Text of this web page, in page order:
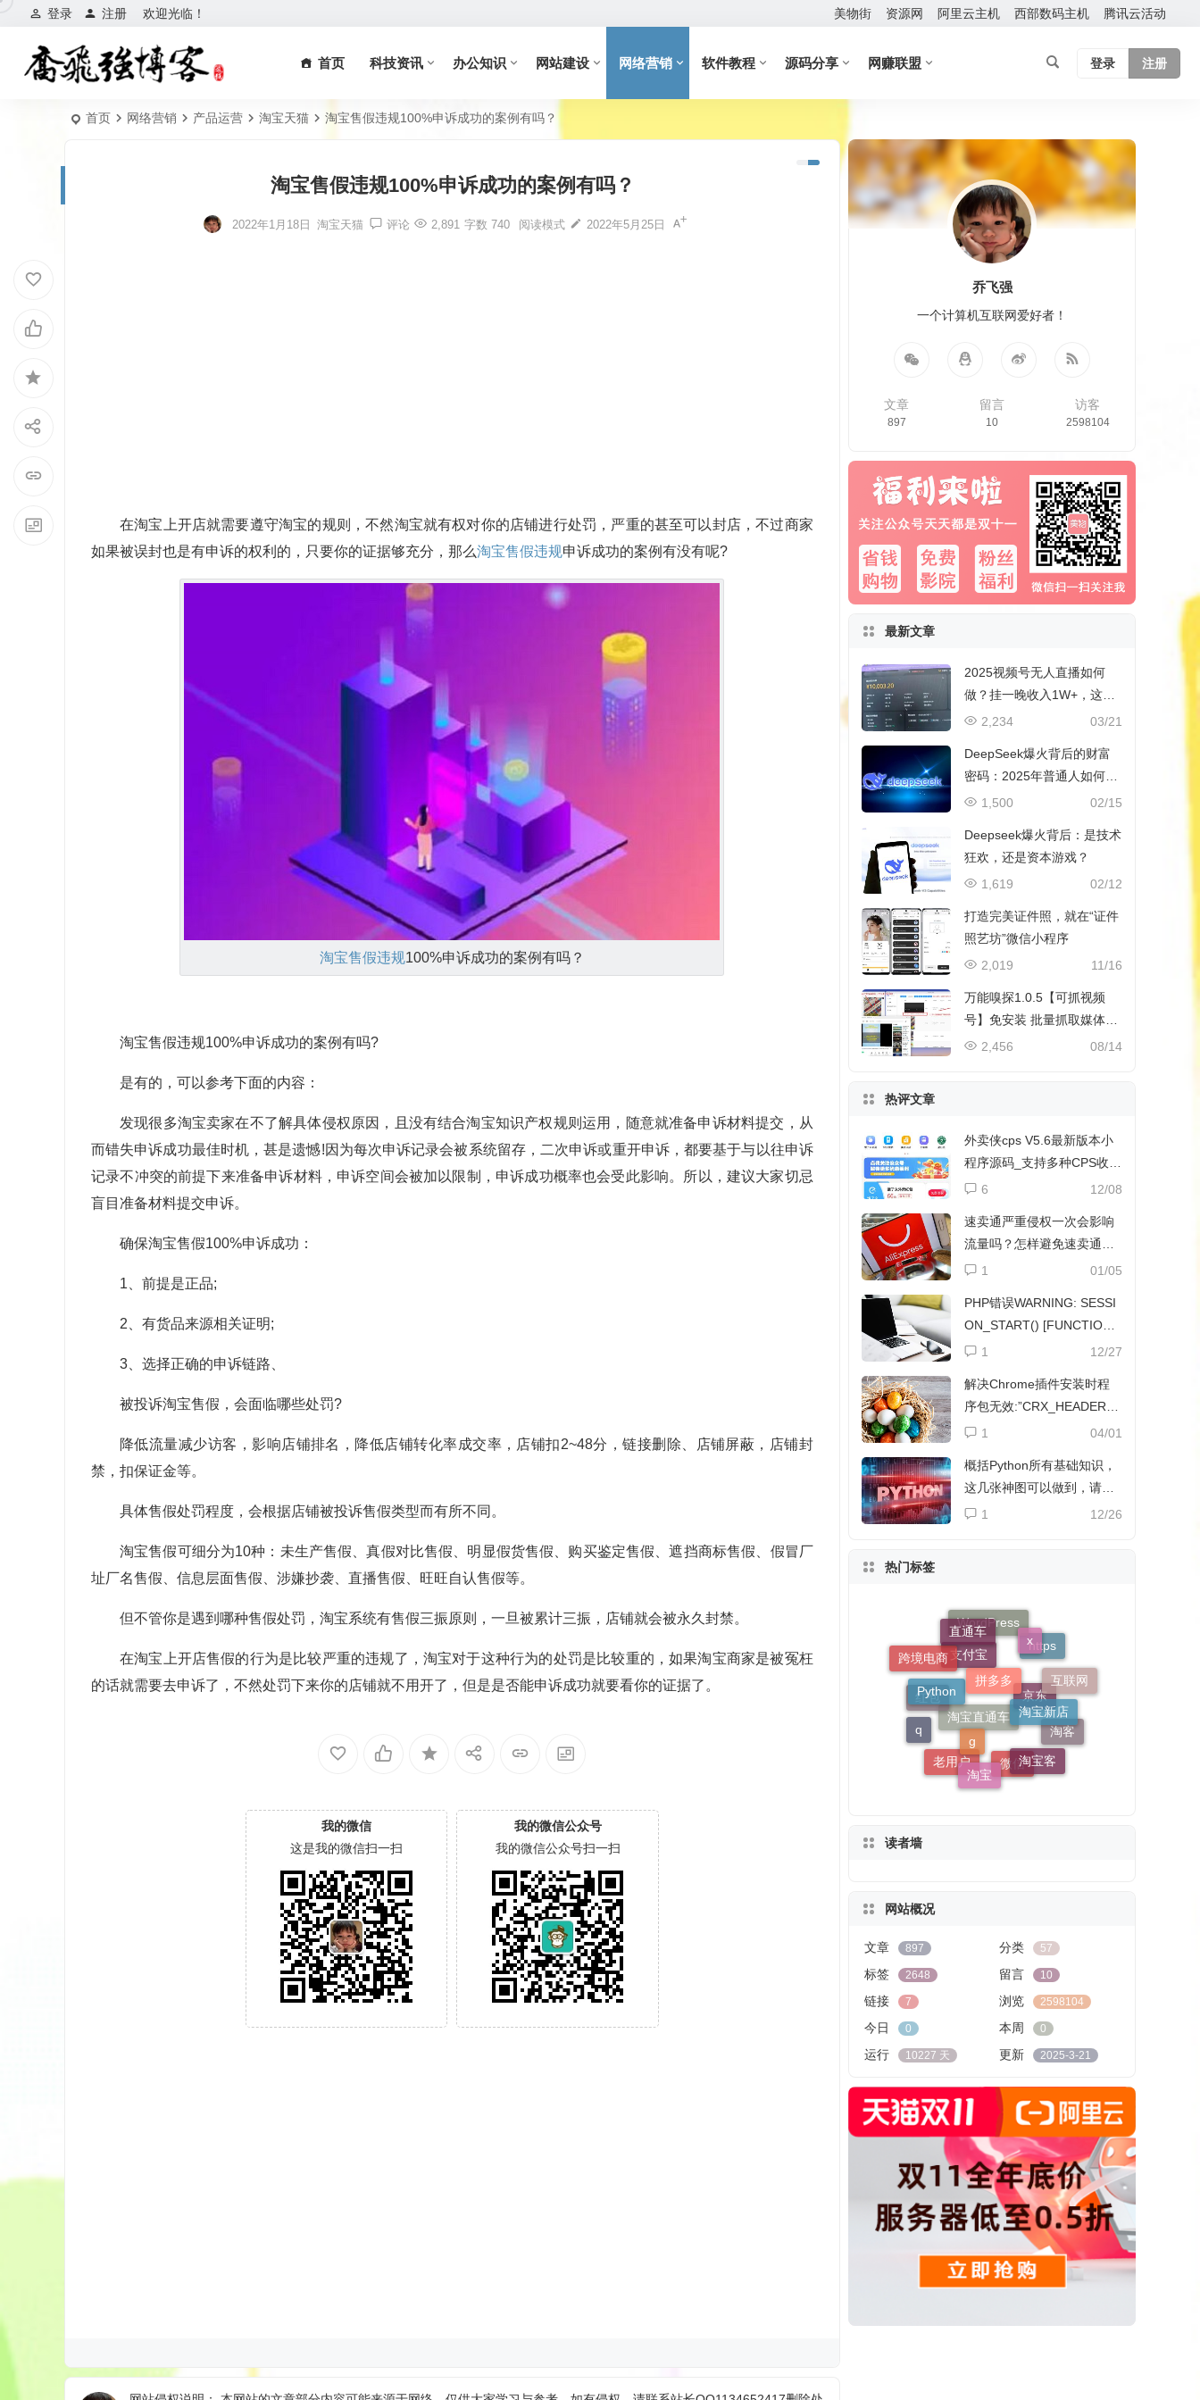
欢迎光临！
登录 注册 美物街 资源网 阿里云主机 西部数码主机 腾讯云活动
首页 科技资讯 办公知识 网站建设 网络营销 软件教程 源码分享 网赚联盟 登录 注册
首页 网络营销 产品运营 淘宝天猫 淘宝售假违规100%申诉成功的案例有吗？
淘宝售假违规100%申诉成功的案例有吗？
2022年1月18日 淘宝天猫 评论 2,891 字数 740 阅读模式 2022年5月25日
在淘宝 上开店就需要遵守淘宝的规则，不然淘宝就有权对你的店铺进行处罚，严重的甚至可以封店，不过商家
如果被误封也是有申诉的权利的，只要你的证据够充分，那么淘宝售假违规申诉成功的案例有没有呢?
淘宝售假违规100%申诉成功的案例有吗？
淘宝售假违规100%申诉成功的案例有吗?
是有的，可以参考下面的内容：
发现很多淘宝卖家在不了解具体侵权原因，且没有结合淘宝知识产权规则运用，随意就准备申诉材料提交，从
而错失申诉成功最佳时机，甚是遗憾!因为每次申诉记录会被系统留存，二次申诉或重开申诉，都要基于与以往申诉
记录不冲突的前提下来准备申诉材料，申诉空间会被加以限制，申诉成功概率也会受此影响。所以，建议大家切忌
盲目准备材料提交申诉。
确保淘宝售假100%申诉成功：
1、前提是正品;
2、有货品来源相关证明;
3、选择正确的申诉链路、
被投诉淘宝售假，会面临哪些处罚?
降低流量减少访客，影响店铺排名，降低店铺转化率成交率，店铺扣2~48分，链接删除、店铺屏蔽，店铺封
禁，扣保证金等。
具体售假处罚程度，会根据店铺被投诉售假类型而有所不同。
淘宝售假可细分为10种：未生产售假、真假对比售假、明显假货售假、购买鉴定售假、遮挡商标售假、假冒厂
址厂名售假、信息层面售假、涉嫌抄袭、直播售假、旺旺自认售假等。
但不管你是遇到哪种售假处罚，淘宝系统有售假三振原则，一旦被累计三振，店铺就会被永久封禁。
在淘宝上开店售假的行为是比较严重的违规了，淘宝对于这种行为的处罚是比较重的，如果淘宝商家是被冤枉
的话就需要去申诉了，不然处罚下来你的店铺就不用开了，但是是否能申诉成功就要看你的证据了。
我的微信
这是我的微信扫一扫
我的微信公众号
我的微信公众号扫一扫
乔飞强
一个计算机互联网爱好者！
文章
897
留言
10
访客
2598104
最新文章
2025视频号无人直播如何
做？挂一晚收入1W+，这份
教程，小白可做~
03/21
2,234
DeepSeek爆火背后的财富
密码：2025年普通人如何抓
住AI创业风口？
02/15
1,500
Deepseek爆火背后：是技术
狂欢，还是资本游戏？
02/12
1,619
打造完美证件照，就在“证件
照艺坊”微信小程序
11/16
2,019
万能嗅探1.0.5【可抓视频
号】免安装 批量抓取媒体文
件
08/14
2,456
热评文章
外卖侠cps V5.6最新版本小
程序源码_支持多种CPS收益
和流量主收益
12/08
6
速卖通严重侵权一次会影响
流量吗？怎样避免速卖通侵
权？
01/05
1
PHP错误WARNING: SESSI
ON_START() [FUNCTION.
SESSION-START]解决方法
12/27
1
解决Chrome插件安装时程
序包无效:”CRX_HEADER_I
NVALID”
04/01
1
概括Python所有基础知识，
这几张神图可以做到，请收
下
12/26
1
热门标签
支付宝
WordPress
https
京东
淘宝直通车
红包
跨境电商
直通车 x
互联网
淘客
微信
老用户
q
Python
拼多多
淘宝新店
淘宝客
淘宝
g
读者墙
网站概况
文章 897 分类 57
标签 2648 留言 10
链接 7 浏览 2598104
今日 0 本周 0
运行 10227 天 更新 2025-3-21